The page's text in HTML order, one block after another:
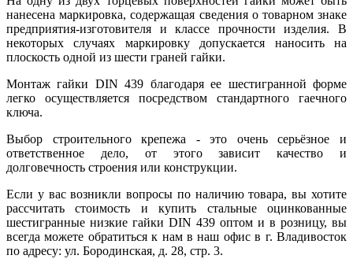
нанесена маркировка, содержащая сведения о товарном знаке
предприятия-изготовителя и классе прочности изделия. В
некоторых случаях маркировку допускается наносить на
плоскость одной из шести граней гайки.
Монтаж гайки DIN 439 благодаря ее шестигранной форме
легко осуществляется посредством стандартного гаечного
ключа.
Выбор строительного крепежа - это очень серьёзное и
ответственное дело, от этого зависит качество и
долговечность строения или конструкции.
Если у вас возникли вопросы по наличию товара, вы хотите
рассчитать стоимость и купить стальные оцинкованные
шестигранные низкие гайки DIN 439 оптом и в розницу, вы
всегда можете обратиться к нам в наш офис в г. Владивосток
по адресу: ул. Бородинская, д. 28, стр. 3.